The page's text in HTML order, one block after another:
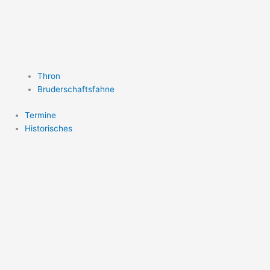
Thron
Bruderschaftsfahne
Termine
Historisches